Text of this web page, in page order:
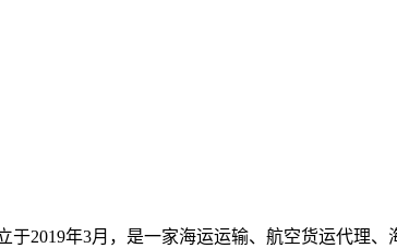
于2019年3月，是一家海运运输、航空货运代理